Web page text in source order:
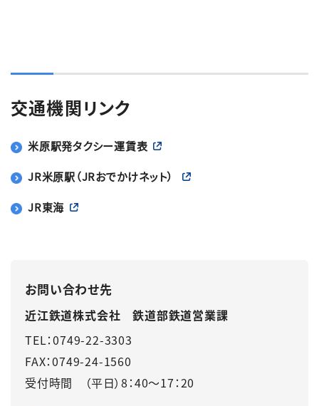
交通機関リンク
米原駅発タクシー運賃表
JR米原駅（JRおでかけネット）
JR東海
お問い合わせ先
近江鉄道株式会社 鉄道部鉄道営業課
TEL：0749-22-3303
FAX：0749-24-1560
受付時間 （平日）8：40～17：20